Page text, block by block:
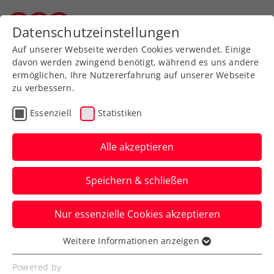
Zurück zur Newsübersicht
Turniere
ITF Viserba: Tagger
schnappt sich ersten
internationalen
Damentitel
Die ÖTV-Nachwuchshoffnung triumphiert
an der Adriaküste in Italien im
Doppelbewerb.
Datenschutzeinstellungen
Auf unserer Webseite werden Cookies verwendet. Einige
davon werden zwingend benötigt, während es uns andere
ermöglichen, Ihre Nutzererfahrung auf unserer Webseite
zu verbessern.
Essenziell Statistiken
Alle akzeptieren
Speichern & schließen
Nur essenzielle Cookies akzeptieren
Essenziell
Essenzielle Cookies werden für grundlegende
Weitere Informationen anzeigen
Powered by